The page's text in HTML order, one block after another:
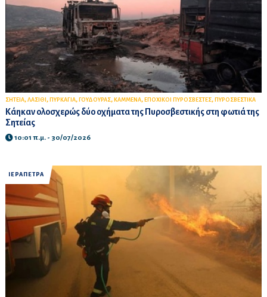
ΣΗΤΕΙΑ, ΛΑΣΙΘΙ , ΠΥΡΚΑΓΙΑ, ΓΟΥΔΟΥΡΑΣ, ΚΑΜΜΕΝΑ, ΕΠΟΧΙΚΟΙ ΠΥΡΟΣΒΕΣΤΕΣ, ΠΥΡΟΣΒΕΣΤΙΚΑ
Κάηκαν ολοσχερώς δύο οχήματα της Πυροσβεστικής στη φωτιά της
Σητείας
10:01 π.μ. - 30/07/2026
ΙΕΡΑΠΕΤΡΑ